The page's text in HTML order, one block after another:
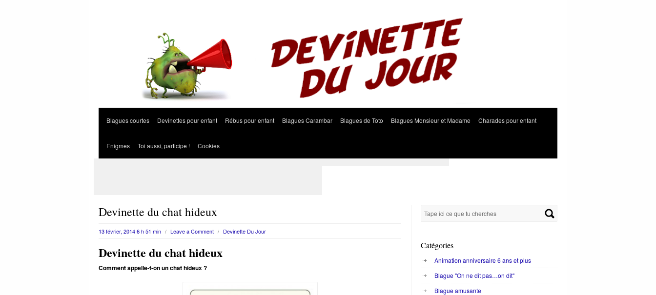
Blagues courtes Devinettes pour enfant Rébus pour enfant Blagues Carambar Blagues de Toto Blagues Monsieur et Madame Charades pour enfant
Enigmes Toi aussi, participe ! Cookies
Devinette du chat hideux
13 février, 2014 6 h 51 min / Leave a Comment / Devinette Du Jour
Devinette du chat hideux
Comment appelle-t-on un chat hideux ?
Catégories
Animation anniversaire 6 ans et plus
Blague "On ne dit pas…on dit"
Blague amusante